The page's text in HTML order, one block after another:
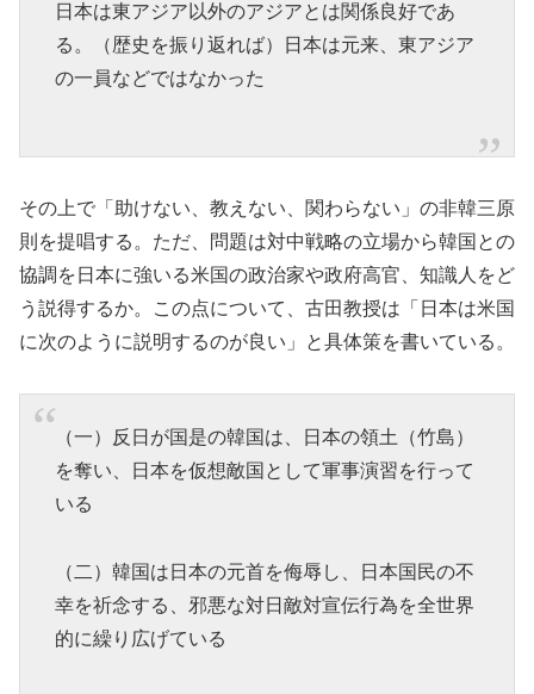
日本は東アジア以外のアジアとは関係良好であ
る。（歴史を振り返れば）日本は元来、東アジア
の一員などではなかった
その上で「助けない、教えない、関わらない」の非韓三原
則を提唱する。ただ、問題は対中戦略の立場から韓国との
協調を日本に強いる米国の政治家や政府高官、知識人をど
う説得するか。この点について、古田教授は「日本は米国
に次のように説明するのが良い」と具体策を書いている。
（一）反日が国是の韓国は、日本の領土（竹島）
を奪い、日本を仮想敵国として軍事演習を行って
いる
（二）韓国は日本の元首を侮辱し、日本国民の不
幸を祈念する、邪悪な対日敵対宣伝行為を全世界
的に繰り広げている